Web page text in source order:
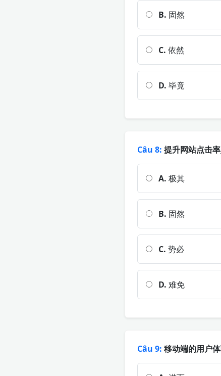
B. 固然
C. 依然
D. 毕竟
Câu 8: 提升网站点击
A. 极其
B. 固然
C. 势必
D. 难免
Câu 9: 移动端的用户